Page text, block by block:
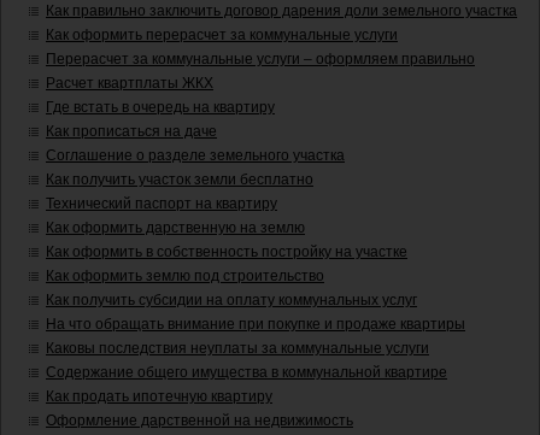
Как правильно заключить договор дарения доли земельного участка
Как оформить перерасчет за коммунальные услуги
Перерасчет за коммунальные услуги – оформляем правильно
Расчет квартплаты ЖКХ
Где встать в очередь на квартиру
Как прописаться на даче
Соглашение о разделе земельного участка
Как получить участок земли бесплатно
Технический паспорт на квартиру
Как оформить дарственную на землю
Как оформить в собственность постройку на участке
Как оформить землю под строительство
Как получить субсидии на оплату коммунальных услуг
На что обращать внимание при покупке и продаже квартиры
Каковы последствия неуплаты за коммунальные услуги
Содержание общего имущества в коммунальной квартире
Как продать ипотечную квартиру
Оформление дарственной на недвижимость